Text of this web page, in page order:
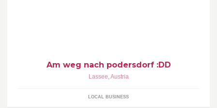
Am weg nach podersdorf :DD
Lassee,Austria
LOCAL BUSINESS